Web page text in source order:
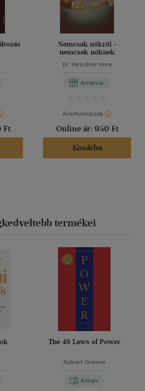
Ft
Nemcsak nőkről -
nemcsak nőknek
Dr. Hirschler Imre
Antikvár
Árinformációk
Online ár: 950 Ft
Kosárba
termékei
The 48 Laws of Power
Robert Greene
Könyv